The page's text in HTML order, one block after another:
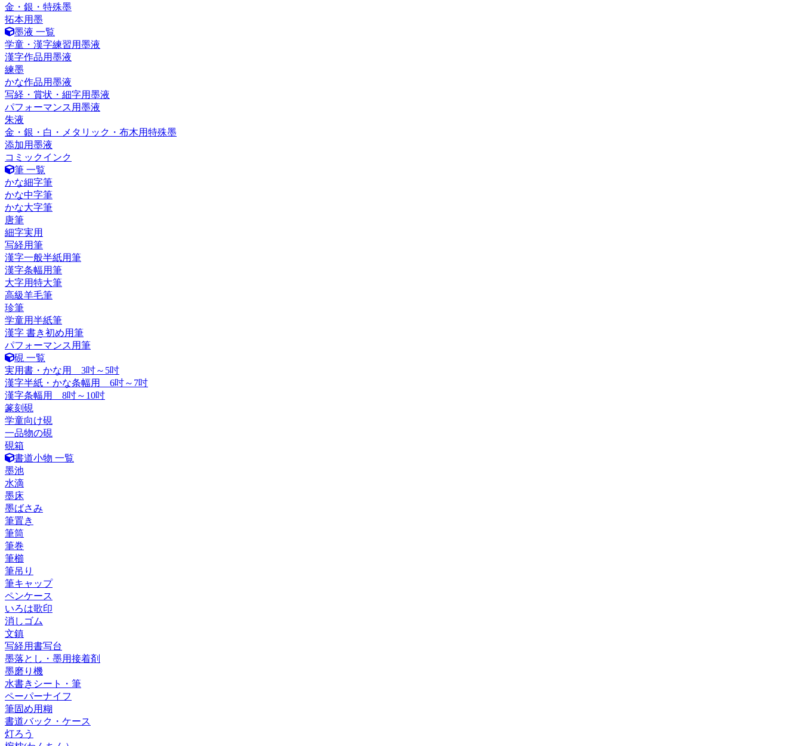
金・銀・特殊墨
拓本用墨
墨液 一覧
学童・漢字練習用墨液
漢字作品用墨液
練墨
かな作品用墨液
写経・賞状・細字用墨液
パフォーマンス用墨液
朱液
金・銀・白・メタリック・布木用特殊墨
添加用墨液
コミックインク
筆 一覧
かな細字筆
かな中字筆
かな大字筆
唐筆
細字実用
写経用筆
漢字一般半紙用筆
漢字条幅用筆
大字用特大筆
高級羊毛筆
珍筆
学童用半紙筆
漢字 書き初め用筆
パフォーマンス用筆
硯 一覧
実用書・かな用 3吋～5吋
漢字半紙・かな条幅用 6吋～7吋
漢字条幅用 8吋～10吋
篆刻硯
学童向け硯
一品物の硯
硯箱
書道小物 一覧
墨池
水滴
墨床
墨ばさみ
筆置き
筆筒
筆巻
筆櫛
筆吊り
筆キャップ
ペンケース
いろは歌印
消しゴム
文鎮
写経用書写台
墨落とし・墨用接着剤
墨磨り機
水書きシート・筆
ペーパーナイフ
筆固め用糊
書道バック・ケース
灯ろう